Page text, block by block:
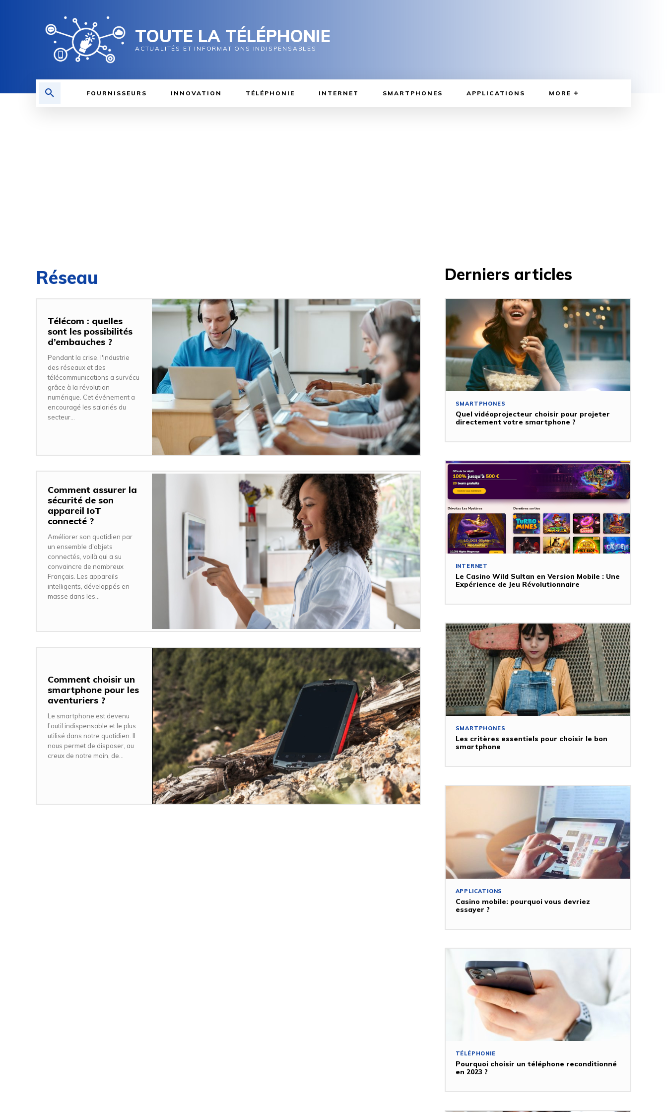
TOUTE LA TÉLÉPHONIE
ACTUALITÉS ET INFORMATIONS INDISPENSABLES
FOURNISSEURS INNOVATION TÉLÉPHONIE INTERNET SMARTPHONES APPLICATIONS MORE
Réseau
Télécom : quelles
sont les possibilités
d’embauches ?
Pendant la crise, l'industrie
des réseaux et des
télécommunications a survécu
grâce à la révolution
numérique. Cet événement a
encouragé les salariés du
secteur...
Comment assurer la
sécurité de son
appareil IoT
connecté ?
Améliorer son quotidien par
un ensemble d'objets
connectés, voilà qui a su
convaincre de nombreux
Français. Les appareils
intelligents, développés en
masse dans les...
Comment choisir un
smartphone pour les
aventuriers ?
Le smartphone est devenu
l’outil indispensable et le plus
utilisé dans notre quotidien. Il
nous permet de disposer, au
creux de notre main, de...
Derniers articles
SMARTPHONES
Quel vidéoprojecteur choisir pour projeter
directement votre smartphone ?
INTERNET
Le Casino Wild Sultan en Version Mobile : Une
Expérience de Jeu Révolutionnaire
SMARTPHONES
Les critères essentiels pour choisir le bon
smartphone
APPLICATIONS
Casino mobile: pourquoi vous devriez
essayer ?
TÉLÉPHONIE
Pourquoi choisir un téléphone reconditionné
en 2023 ?